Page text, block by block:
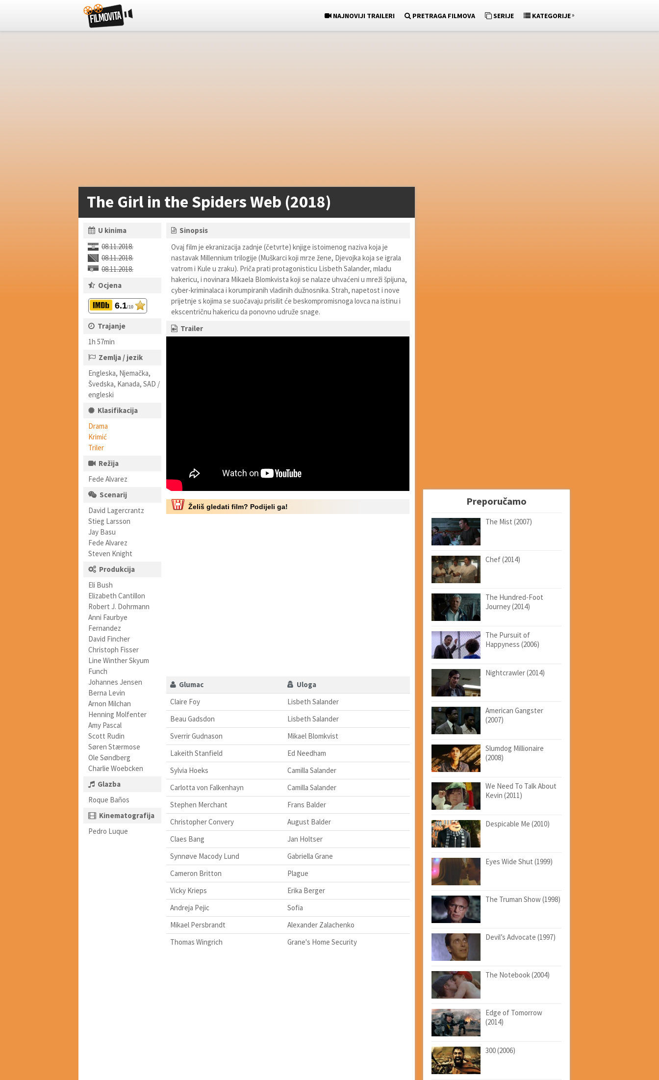
NAJNOVIJI TRAILERI PRETRAGA FILMOVA SERIJE KATEGORIJE»
The Girl in the Spiders Web (2018)
U kinima
08.11.2018.
08.11.2018.
08.11.2018.
Ocjena
6.1/10
Trajanje
1h 57min
Zemlja / jezik
Engleska, Njemačka,
Švedska, Kanada, SAD /
engleski
Klasifikacija
Drama
Krimić
Triler
Režija
Fede Alvarez
Scenarij
David Lagercrantz
Stieg Larsson
Jay Basu
Fede Alvarez
Steven Knight
Produkcija
Eli Bush
Elizabeth Cantillon
Robert J. Dohrmann
Anni Faurbye
Fernandez
David Fincher
Christoph Fisser
Line Winther Skyum
Funch
Johannes Jensen
Berna Levin
Arnon Milchan
Henning Molfenter
Amy Pascal
Scott Rudin
Søren Stærmose
Ole Søndberg
Charlie Woebcken
Glazba
Roque Baños
Kinematografija
Pedro Luque
Sinopsis
Ovaj film je ekranizacija zadnje (četvrte) knjige istoimenog naziva koja je
nastavak Millennium trilogije (Muškarci koji mrze žene, Djevojka koja se igrala
vatrom i Kule u zraku). Priča prati protagonisticu Lisbeth Salander, mladu
hakericu, i novinara Mikaela Blomkvista koji se nalaze uhvaćeni u mreži špijuna,
cyber-kriminalaca i korumpiranih vladinih dužnosnika. Strah, napetost i nove
prijetnje s kojima se suočavaju prisilit će beskompromisnoga lovca na istinu i
ekscentričnu hakericu da ponovno udruže snage.
Trailer
Želiš gledati film? Podijeli ga!
Glumac
Uloga
Claire Foy
Lisbeth Salander
Beau Gadsdon
Lisbeth Salander
Sverrir Gudnason
Mikael Blomkvist
Lakeith Stanfield
Ed Needham
Sylvia Hoeks
Camilla Salander
Carlotta von Falkenhayn
Camilla Salander
Stephen Merchant
Frans Balder
Christopher Convery
August Balder
Claes Bang
Jan Holtser
Synnøve Macody Lund
Gabriella Grane
Cameron Britton
Plague
Vicky Krieps
Erika Berger
Andreja Pejic
Sofia
Mikael Persbrandt
Alexander Zalachenko
Thomas Wingrich
Grane's Home Security
Preporučamo
The Mist (2007)
Chef (2014)
The Hundred-Foot
Journey (2014)
The Pursuit of
Happyness (2006)
Nightcrawler (2014)
American Gangster
(2007)
Slumdog Millionaire
(2008)
We Need To Talk About
Kevin (2011)
Despicable Me (2010)
Eyes Wide Shut (1999)
The Truman Show (1998)
Devil’s Advocate (1997)
The Notebook (2004)
Edge of Tomorrow
(2014)
300 (2006)